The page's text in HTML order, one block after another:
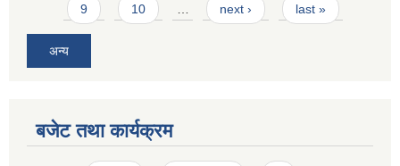
9 10 … next › last »
अन्य
बजेट तथा कार्यक्रम